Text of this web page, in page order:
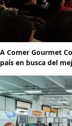
A Comer Gourmet
país en busca del